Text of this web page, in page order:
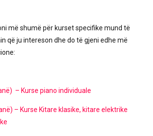
më shumë për kurset specifike mund të
që ju intereson dhe do të gjeni edhe më
– Kurse piano individuale
– Kurse Kitare klasike, kitare elektrike